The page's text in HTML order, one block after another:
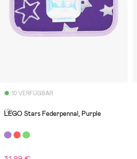
10 VERFÜGBAR
(0)
LEGO Stars Federpennal, Purple